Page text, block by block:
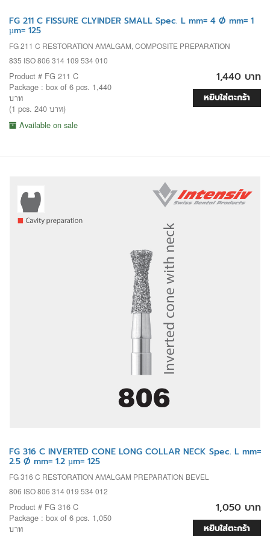
FG 211 C FISSURE CLYINDER SMALL Spec. L mm= 4 Ø mm= 1
µm= 125
FG 211 C RESTORATION AMALGAM, COMPOSITE PREPARATION
835 ISO 806 314 109 534 010
Product # FG 211 C
Package : box of 6 pcs. 1,440
บาท
(1 pcs. 240 บาท)
Available on sale
1,440 บาท
หยิบใส่ตะกร้า
FG 316 C INVERTED CONE LONG COLLAR NECK Spec. L mm=
2.5 Ø mm= 1.2 µm= 125
FG 316 C RESTORATION AMALGAM PREPARATION BEVEL
806 ISO 806 314 019 534 012
Product # FG 316 C
Package : box of 6 pcs. 1,050
บาท
1,050 บาท
หยิบใส่ตะกร้า